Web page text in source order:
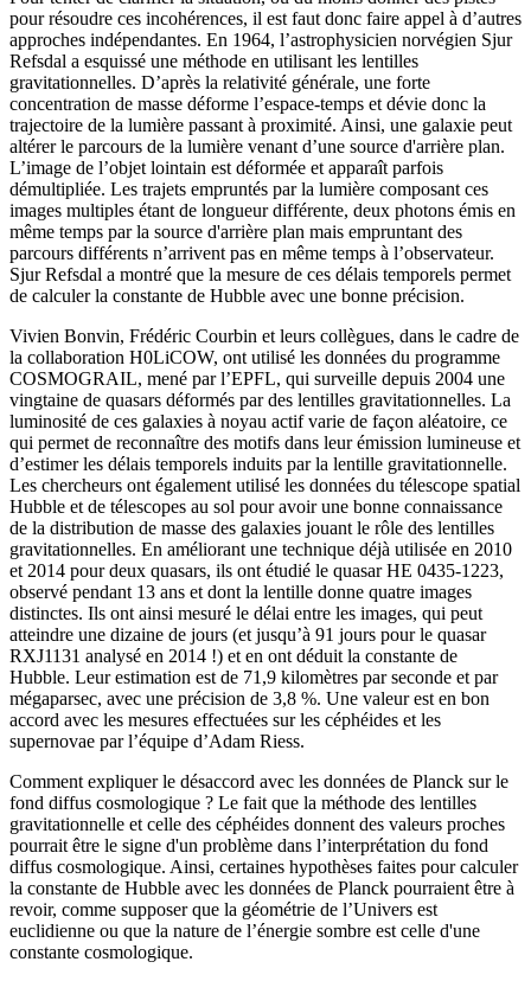
pour résoudre ces incohérences, il est faut donc faire appel à d’autres
approches indépendantes. En 1964, l’astrophysicien norvégien Sjur
Refsdal a esquissé une méthode en utilisant les lentilles
gravitationnelles. D’après la relativité générale, une forte
concentration de masse déforme l’espace-temps et dévie donc la
trajectoire de la lumière passant à proximité. Ainsi, une galaxie peut
altérer le parcours de la lumière venant d’une source d'arrière plan.
L’image de l’objet lointain est déformée et apparaît parfois
démultipliée. Les trajets empruntés par la lumière composant ces
images multiples étant de longueur différente, deux photons émis en
même temps par la source d'arrière plan mais empruntant des
parcours différents n’arrivent pas en même temps à l’observateur.
Sjur Refsdal a montré que la mesure de ces délais temporels permet
de calculer la constante de Hubble avec une bonne précision.
Vivien Bonvin, Frédéric Courbin et leurs collègues, dans le cadre de
la collaboration H0LiCOW, ont utilisé les données du programme
COSMOGRAIL, mené par l’EPFL, qui surveille depuis 2004 une
vingtaine de quasars déformés par des lentilles gravitationnelles. La
luminosité de ces galaxies à noyau actif varie de façon aléatoire, ce
qui permet de reconnaître des motifs dans leur émission lumineuse et
d’estimer les délais temporels induits par la lentille gravitationnelle.
Les chercheurs ont également utilisé les données du télescope spatial
Hubble et de télescopes au sol pour avoir une bonne connaissance
de la distribution de masse des galaxies jouant le rôle des lentilles
gravitationnelles. En améliorant une technique déjà utilisée en 2010
et 2014 pour deux quasars, ils ont étudié le quasar HE 0435-1223,
observé pendant 13 ans et dont la lentille donne quatre images
distinctes. Ils ont ainsi mesuré le délai entre les images, qui peut
atteindre une dizaine de jours (et jusqu’à 91 jours pour le quasar
RXJ1131 analysé en 2014 !) et en ont déduit la constante de
Hubble. Leur estimation est de 71,9 kilomètres par seconde et par
mégaparsec, avec une précision de 3,8 %. Une valeur est en bon
accord avec les mesures effectuées sur les céphéides et les
supernovae par l’équipe d’Adam Riess.
Comment expliquer le désaccord avec les données de Planck sur le
fond diffus cosmologique ? Le fait que la méthode des lentilles
gravitationnelle et celle des céphéides donnent des valeurs proches
pourrait être le signe d'un problème dans l’interprétation du fond
diffus cosmologique. Ainsi, certaines hypothèses faites pour calculer
la constante de Hubble avec les données de Planck pourraient être à
revoir, comme supposer que la géométrie de l’Univers est
euclidienne ou que la nature de l’énergie sombre est celle d'une
constante cosmologique.